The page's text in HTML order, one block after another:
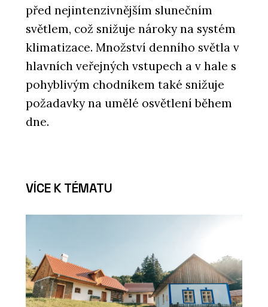
před nejintenzivnějším slunečním
světlem, což snižuje nároky na systém
klimatizace. Množství denního světla v
hlavních veřejných vstupech a v hale s
pohyblivým chodníkem také snižuje
požadavky na umělé osvětlení během
dne.
VÍCE K TÉMATU